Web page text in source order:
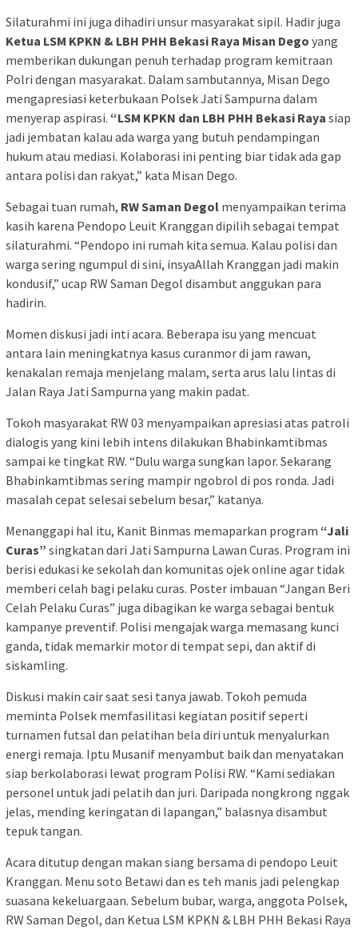
Silaturahmi ini juga dihadiri unsur masyarakat sipil. Hadir juga
Ketua LSM KPKN & LBH PHH Bekasi Raya Misan Dego yang
memberikan dukungan penuh terhadap program kemitraan
Polri dengan masyarakat. Dalam sambutannya, Misan Dego
mengapresiasi keterbukaan Polsek Jati Sampurna dalam
menyerap aspirasi. “LSM KPKN dan LBH PHH Bekasi Raya siap
jadi jembatan kalau ada warga yang butuh pendampingan
hukum atau mediasi. Kolaborasi ini penting biar tidak ada gap
antara polisi dan rakyat,” kata Misan Dego.
Sebagai tuan rumah, RW Saman Degol menyampaikan terima
kasih karena Pendopo Leuit Kranggan dipilih sebagai tempat
silaturahmi. “Pendopo ini rumah kita semua. Kalau polisi dan
warga sering ngumpul di sini, insyaAllah Kranggan jadi makin
kondusif,” ucap RW Saman Degol disambut anggukan para
hadirin.
Momen diskusi jadi inti acara. Beberapa isu yang mencuat
antara lain meningkatnya kasus curanmor di jam rawan,
kenakalan remaja menjelang malam, serta arus lalu lintas di
Jalan Raya Jati Sampurna yang makin padat.
Tokoh masyarakat RW 03 menyampaikan apresiasi atas patroli
dialogis yang kini lebih intens dilakukan Bhabinkamtibmas
sampai ke tingkat RW. “Dulu warga sungkan lapor. Sekarang
Bhabinkamtibmas sering mampir ngobrol di pos ronda. Jadi
masalah cepat selesai sebelum besar,” katanya.
Menanggapi hal itu, Kanit Binmas memaparkan program “Jali
Curas” singkatan dari Jati Sampurna Lawan Curas. Program ini
berisi edukasi ke sekolah dan komunitas ojek online agar tidak
memberi celah bagi pelaku curas. Poster imbauan “Jangan Beri
Celah Pelaku Curas” juga dibagikan ke warga sebagai bentuk
kampanye preventif. Polisi mengajak warga memasang kunci
ganda, tidak memarkir motor di tempat sepi, dan aktif di
siskamling.
Diskusi makin cair saat sesi tanya jawab. Tokoh pemuda
meminta Polsek memfasilitasi kegiatan positif seperti
turnamen futsal dan pelatihan bela diri untuk menyalurkan
energi remaja. Iptu Musanif menyambut baik dan menyatakan
siap berkolaborasi lewat program Polisi RW. “Kami sediakan
personel untuk jadi pelatih dan juri. Daripada nongkrong nggak
jelas, mending keringatan di lapangan,” balasnya disambut
tepuk tangan.
Acara ditutup dengan makan siang bersama di pendopo Leuit
Kranggan. Menu soto Betawi dan es teh manis jadi pelengkap
suasana kekeluargaan. Sebelum bubar, warga, anggota Polsek,
RW Saman Degol, dan Ketua LSM KPKN & LBH PHH Bekasi Raya